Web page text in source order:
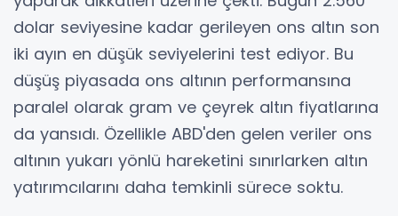
dolar seviyesine kadar gerileyen ons altın son
iki ayın en düşük seviyelerini test ediyor. Bu
düşüş piyasada ons altının performansına
paralel olarak gram ve çeyrek altın fiyatlarına
da yansıdı. Özellikle ABD'den gelen veriler ons
altının yukarı yönlü hareketini sınırlarken altın
yatırımcılarını daha temkinli sürece soktu.